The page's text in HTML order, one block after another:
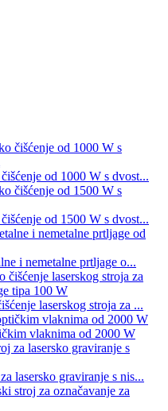
od 1000 W s dvost...
od 1500 W s dvost...
i nemetalne prtljage o...
laserskog stroja za ...
vlaknima od 2000 W
lasersko graviranje s nis...